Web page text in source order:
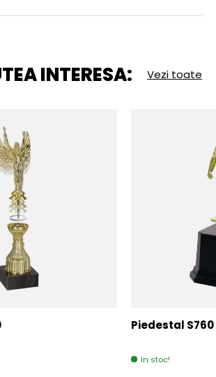
INTERESA: Vezi toate
Piedestal S760
In stoc!